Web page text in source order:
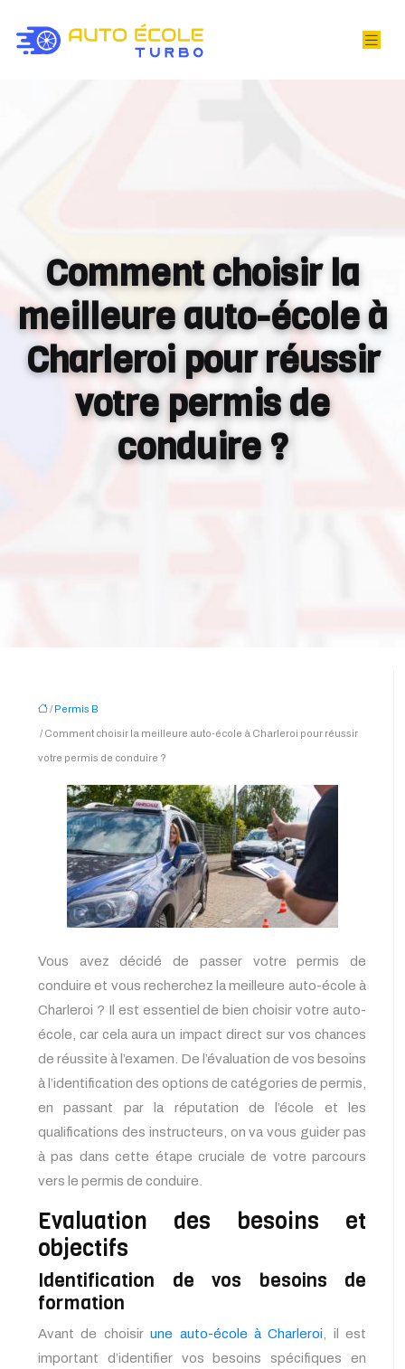
Comment choisir la
meilleure auto-école à
Charleroi pour réussir
votre permis de
conduire ?
/ Permis B
/ Comment choisir la meilleure auto-école à Charleroi pour réussir
votre permis de conduire ?
Vous avez décidé de passer votre permis de
conduire et vous recherchez la meilleure auto-école à
Charleroi ? Il est essentiel de bien choisir votre auto-
école, car cela aura un impact direct sur vos chances
de réussite à l’examen. De l’évaluation de vos besoins
à l’identification des options de catégories de permis,
en passant par la réputation de l’école et les
qualifications des instructeurs, on va vous guider pas
à pas dans cette étape cruciale de votre parcours
vers le permis de conduire.
Evaluation des besoins et
objectifs
Identification de vos besoins de
formation
Avant de choisirune auto-école à Charleroi , il est
important d’identifier vos besoins spécifiques en